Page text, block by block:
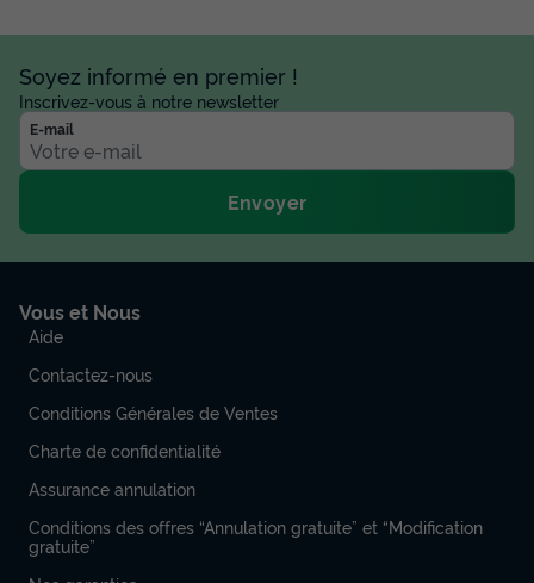
Soyez informé en premier !
Inscrivez-vous à notre newsletter
E-mail
Envoyer
Vous et Nous
Aide
Contactez-nous
Conditions Générales de Ventes
Charte de confidentialité
Assurance annulation
Conditions des offres “Annulation gratuite” et “Modification
gratuite”